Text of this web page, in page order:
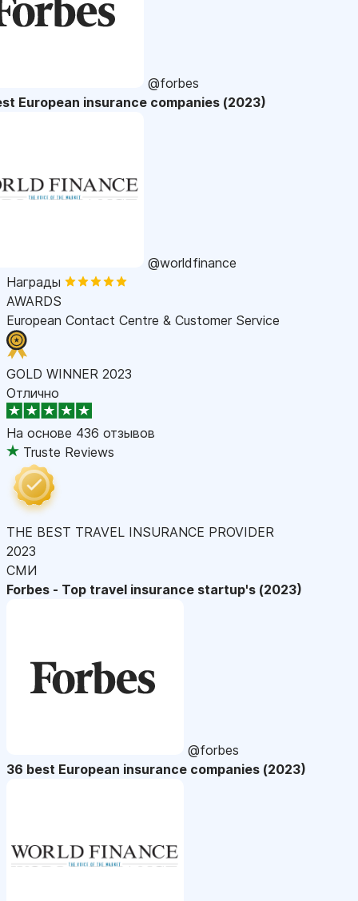
@forbes
European insurance companies (2023)
@worldfinance
Награды
AWARDS
European Contact Centre & Customer Service
GOLD WINNER 2023
Отлично
На основе 436 отзывов
Truste Reviews
THE BEST TRAVEL INSURANCE PROVIDER
2023
СМИ
Forbes - Top travel insurance startup's (2023)
@forbes
36 best European insurance companies (2023)